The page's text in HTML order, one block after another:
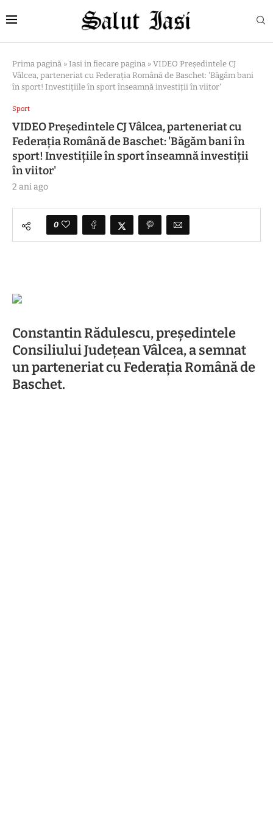
Prima pagină » Iasi in fiecare pagina » VIDEO Președintele CJ
Vâlcea, parteneriat cu Federația Română de Baschet: 'Băgăm bani
în sport! Investițiile în sport înseamnă investiții în viitor'
Sport
VIDEO Președintele CJ Vâlcea, parteneriat cu
Federația Română de Baschet: 'Băgăm bani în
sport! Investițiile în sport înseamnă investiții
în viitor'
2 ani ago
0
Constantin Rădulescu, președintele
Consiliului Județean Vâlcea, a semnat
un parteneriat cu Federația Română de
Baschet.